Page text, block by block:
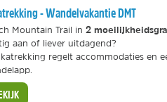
- Wandelvakantie DMT
Mountain Trail in 2
aan of liever uitdagend?
regelt accommodaties en